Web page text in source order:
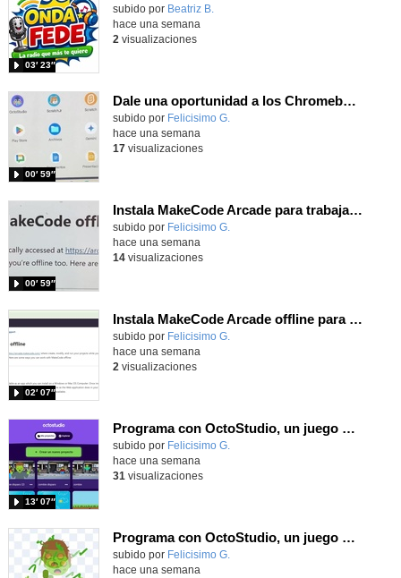
Contenido educativo.
subido por Beatriz B.
03′ 23″
hace una semana
2 visualizaciones
Dale una oportunidad a los Chromebooks y utiliza un proyector para realizar talleres si no tienes pantallas táctiles
Contenido educativo.
subido por Felicisimo G.
00′ 59″
hace una semana
17visualizaciones
Instala MakeCode Arcade para trabajar offline en tu tablet, ordenador, Chromebook
Contenido educativo.
subido por Felicisimo G.
00′ 59″
hace una semana
14visualizaciones
Instala MakeCode Arcade offline para programar grandes juegos sin necesidad de Internet
Contenido educativo.
subido por Felicisimo G.
02′ 07″
hace una semana
2 visualizaciones
Programa con OctoStudio, un juego de disparos contra Zombies con un cargador basado en el House of the dead
Contenido educativo.
subido por Felicisimo G.
13′ 07″
hace una semana
31 visualizaciones
Programa con OctoStudio, un juego homenajeando al House of the dead con Zombies
Contenido educativo.
subido por Felicisimo G.
hace una semana